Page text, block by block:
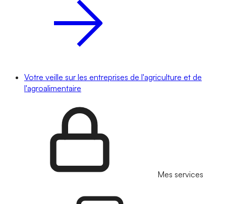
Votre veille sur les entreprises de l'agriculture et de
l'agroalimentaire
Mes services